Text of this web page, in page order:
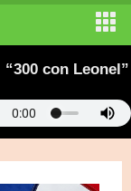
con Leonel”